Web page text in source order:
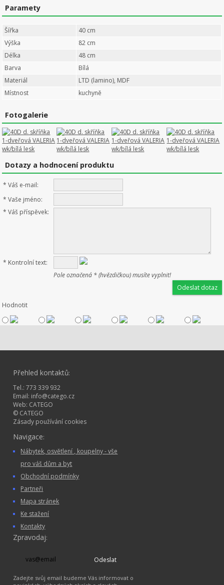
Paramety
Šířka
40 cm
Výška
82 cm
Délka
48 cm
Barva
Bílá
Materiál
LTD (lamino), MDF
Místnost
kuchyně
Fotogalerie
Dotazy a hodnocení produktu
* Váš e-mail:
* Vaše jméno:
* Váš příspěvek:
* Kontrolní text:
Pole označená * (hvězdičkou) musíte vyplnit!
Hodnotit
Přehled kontaktů:
Tel.: 773 339 932
Email: info@catego.cz
Web: CATEGO
© CATEGO
Zásady používání cookies
Navigace:
Nábytek, osvětlení , koupelny - vše
pro váš dům a byt
Obchodní podmínky
Partneři
Mapa stránek
Ke stažení
Kontakty
Zpravodaj:
Odeslat
Zadejte svůj email budeme Vás informovat o